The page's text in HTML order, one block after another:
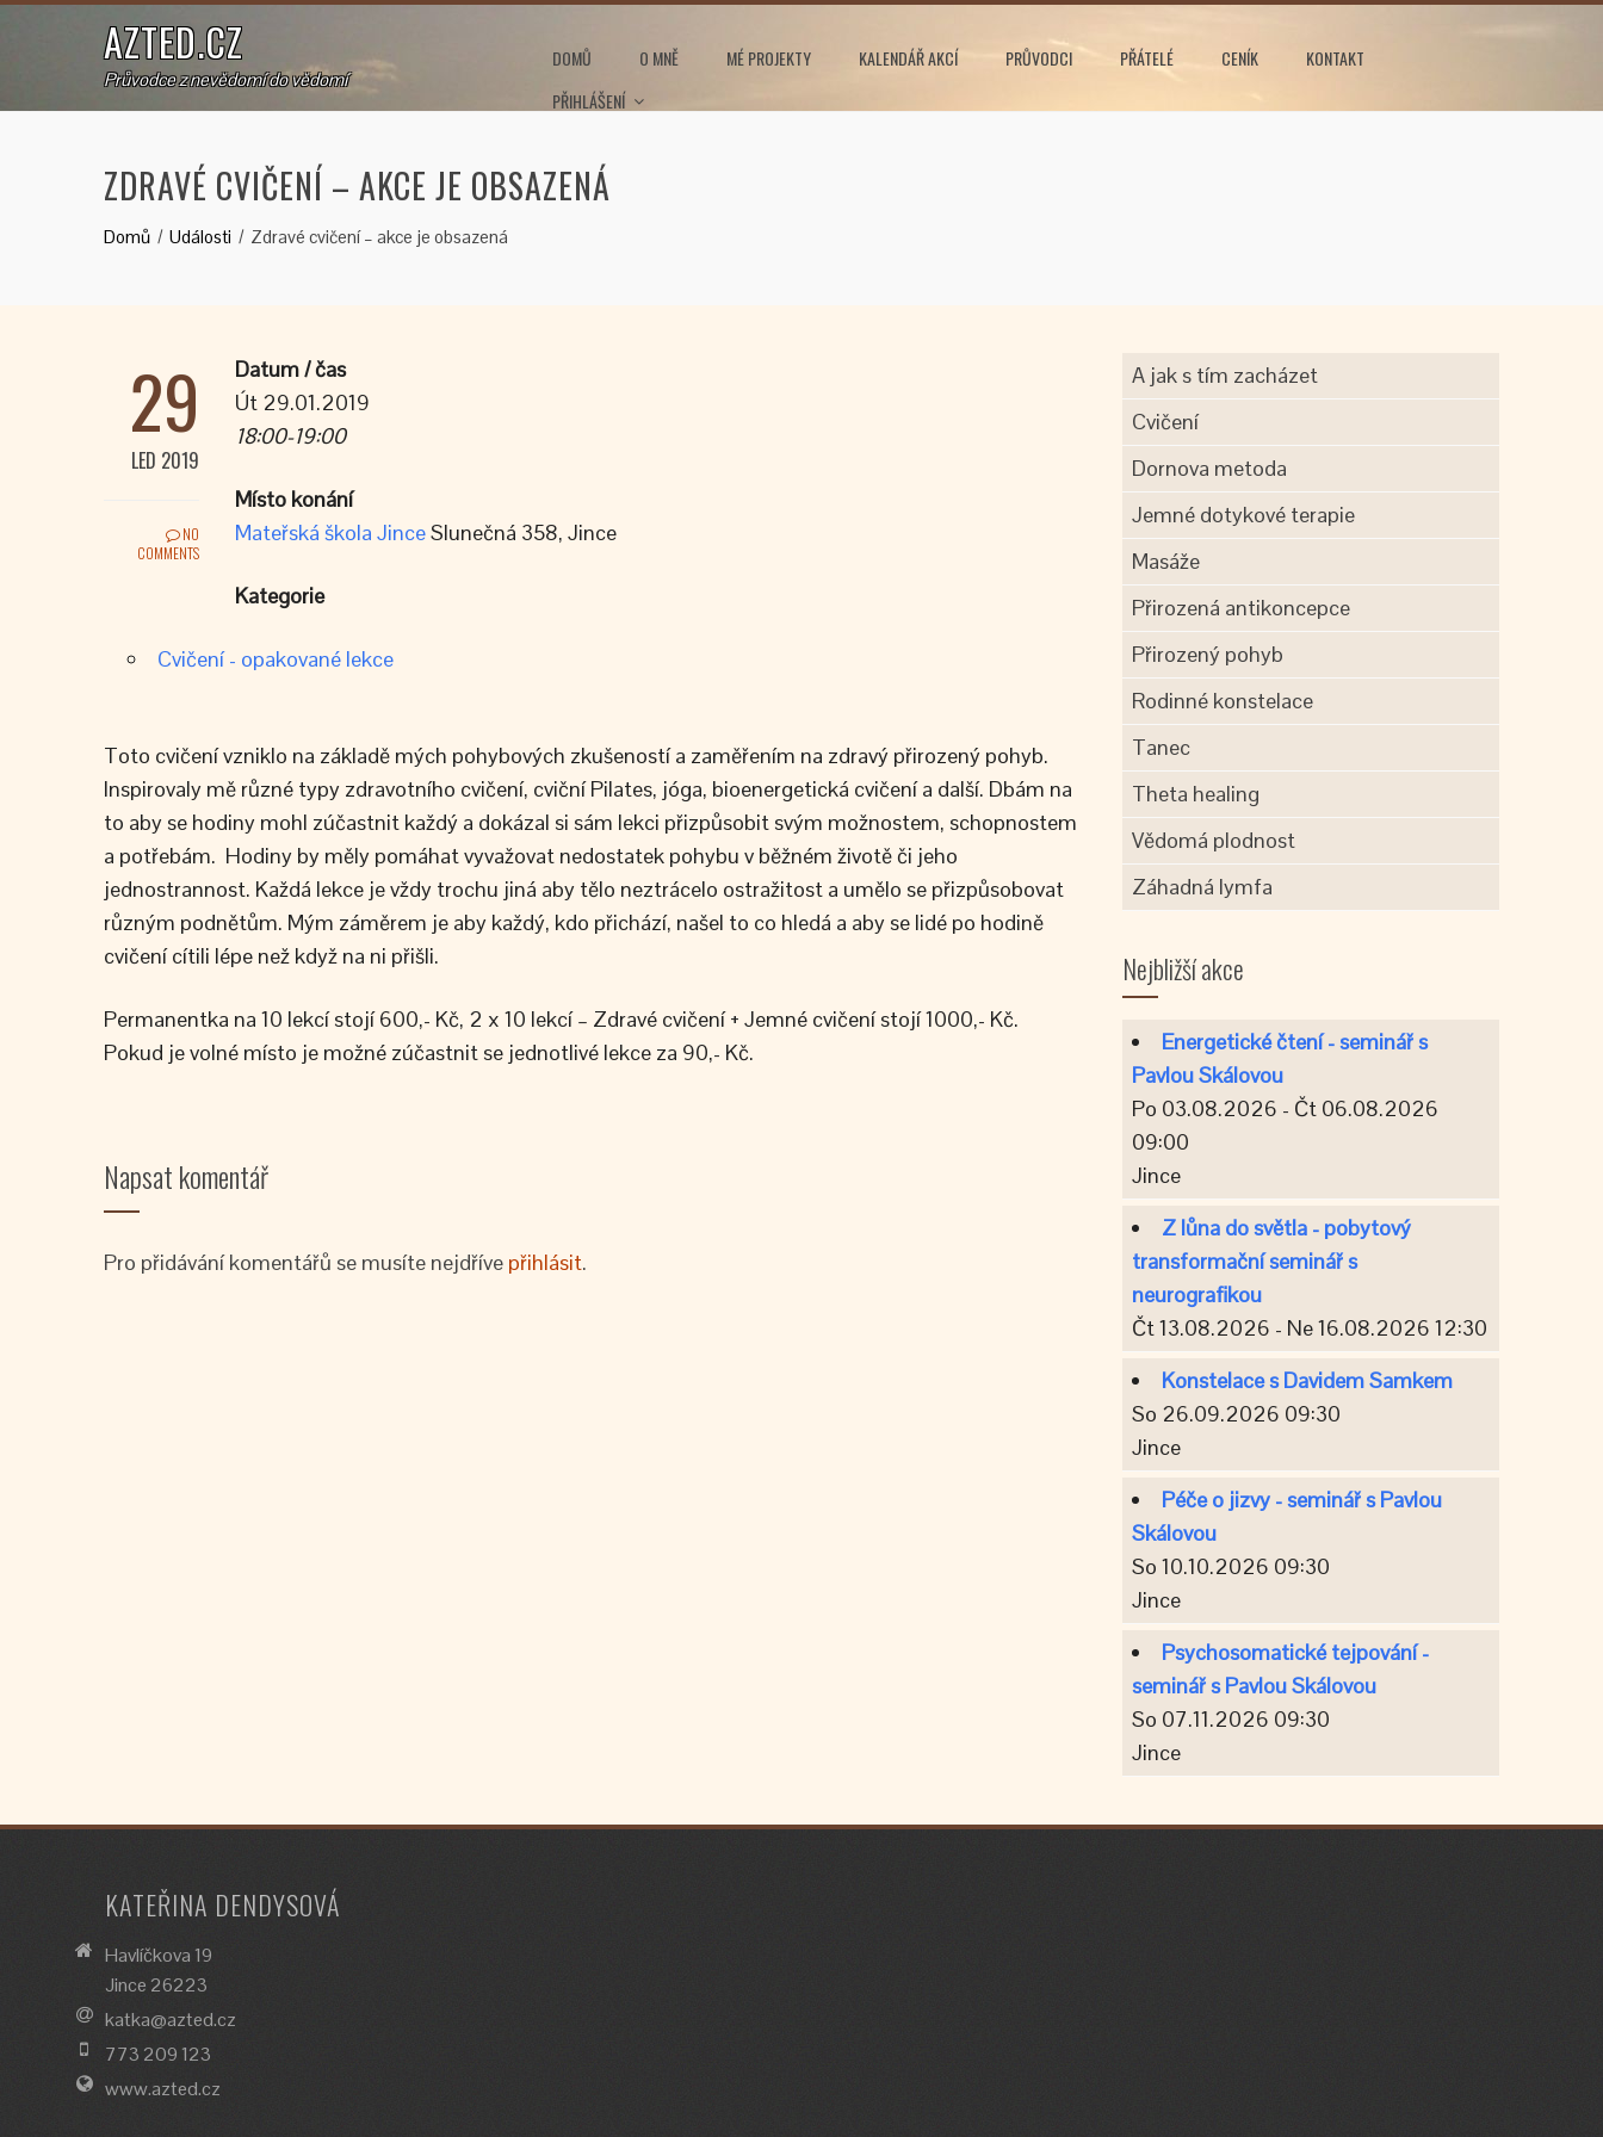
AZTED.CZ
Průvodce z nevědomí do vědomí
DOMŮ O MNĚ MÉ PROJEKTY KALENDÁŘ AKCÍ PRŮVODCI PŘÁTELÉ CENÍK
KONTAKT
PŘIHLÁŠENÍ
ZDRAVÉ CVIČENÍ – AKCE JE OBSAZENÁ
Domů Události Zdravé cvičení – akce je obsazená
29
LED 2019
NO
COMMENTS
Datum / čas
Út 29.01.2019
18:00-19:00
Místo konání
Mateřská škola JinceSlunečná 358, Jince
Kategorie
Cvičení - opakované lekce
Toto cvičení vzniklo na základě mých pohybových zkušeností a zaměřením na zdravý přirozený pohyb.
Inspirovaly mě různé typy zdravotního cvičení, cviční Pilates, jóga, bioenergetická cvičení a další. Dbám na
to aby se hodiny mohl zúčastnit každý a dokázal si sám lekci přizpůsobit svým možnostem, schopnostem
a potřebám. Hodiny by měly pomáhat vyvažovat nedostatek pohybu v běžném životě či jeho
jednostrannost. Každá lekce je vždy trochu jiná aby tělo neztrácelo ostražitost a umělo se přizpůsobovat
různým podnětům. Mým záměrem je aby každý, kdo přichází, našel to co hledá a aby se lidé po hodině
cvičení cítili lépe než když na ni přišli.
Permanentka na 10 lekcí stojí 600,- Kč, 2 x 10 lekcí – Zdravé cvičení + Jemné cvičení stojí 1000,- Kč.
Pokud je volné místo je možné zúčastnit se jednotlivé lekce za 90,- Kč.
Napsat komentář
Pro přidávání komentářů se musíte nejdříve přihlásit.
A jak s tím zacházet
Cvičení
Dornova metoda
Jemné dotykové terapie
Masáže
Přirozená antikoncepce
Přirozený pohyb
Rodinné konstelace
Tanec
Theta healing
Vědomá plodnost
Záhadná lymfa
Nejbližší akce
Energetické čtení - seminář s
Pavlou Skálovou
Po 03.08.2026 - Čt 06.08.2026
09:00
Jince
Z lůna do světla - pobytový
transformační seminář s
neurografikou
Čt 13.08.2026 - Ne 16.08.2026 12:30
Konstelace s Davidem Samkem
So 26.09.2026 09:30
Jince
Péče o jizvy - seminář s Pavlou
Skálovou
So 10.10.2026 09:30
Jince
Psychosomatické tejpování -
seminář s Pavlou Skálovou
So 07.11.2026 09:30
Jince
KATEŘINA DENDYSOVÁ
Havlíčkova 19
Jince 26223
katka@azted.cz
773 209 123
www.azted.cz